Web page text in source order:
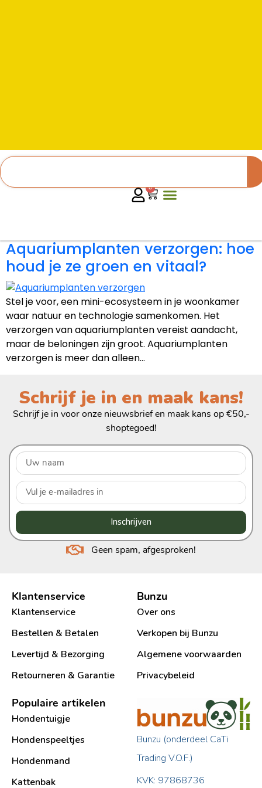
0
Aquariumplanten verzorgen: hoe
houd je ze groen en vitaal?
Stel je voor, een mini-ecosysteem in je woonkamer
waar natuur en technologie samenkomen. Het
verzorgen van aquariumplanten vereist aandacht,
maar de beloningen zijn groot. Aquariumplanten
verzorgen is meer dan alleen…
Schrijf je in en maak kans!
Schrijf je in voor onze nieuwsbrief en maak kans op €50,-
shoptegoed!
Inschrijven
Geen spam, afgesproken!
Klantenservice
Klantenservice
Bestellen & Betalen
Levertijd & Bezorging
Retourneren & Garantie
Bunzu
Over ons
Verkopen bij Bunzu
Algemene voorwaarden
Privacybeleid
Populaire artikelen
Hondentuigje
Hondenspeeltjes
Hondenmand
Kattenbak
Bunzu (onderdeel CaTi
Trading V.O.F.)
KVK: 97868736